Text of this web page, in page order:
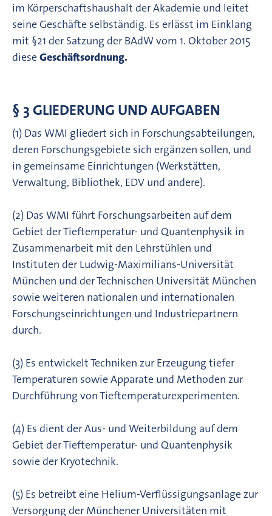
im Körperschaftshaushalt der Akademie und leitet
seine Geschäfte selbständig. Es erlässt im Einklang
mit §21 der Satzung der BAdW vom 1. Oktober 2015
dieseGeschäftsordnung.
§ 3 GLIEDERUNG UND AUFGABEN
(1) Das WMI gliedert sich in Forschungsabteilungen,
deren Forschungsgebiete sich ergänzen sollen, und
in gemeinsame Einrichtungen (Werkstätten,
Verwaltung, Bibliothek, EDV und andere).
(2) Das WMI führt Forschungsarbeiten auf dem
Gebiet der Tieftemperatur- und Quantenphysik in
Zusammenarbeit mit den Lehrstühlen und
Instituten der Ludwig-Maximilians-Universität
München und der Technischen Universität München
sowie weiteren nationalen und internationalen
Forschungseinrichtungen und Industriepartnern
durch.
(3) Es entwickelt Techniken zur Erzeugung tiefer
Temperaturen sowie Apparate und Methoden zur
Durchführung von Tieftemperaturexperimenten.
(4) Es dient der Aus- und Weiterbildung auf dem
Gebiet der Tieftemperatur- und Quantenphysik
sowie der Kryotechnik.
(5) Es betreibt eine Helium-Verflüssigungsanlage zur
Versorgung der Münchener Universitäten mit